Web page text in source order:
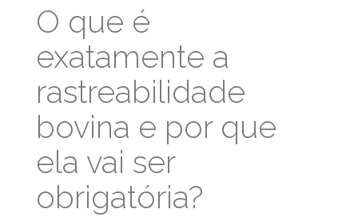
O que é
exatamente a
rastreabilidade
bovina e por que
ela vai ser
obrigatória?